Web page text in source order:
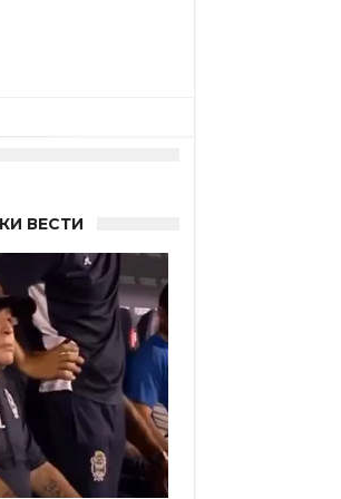
ВЕСТИ